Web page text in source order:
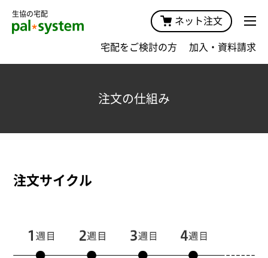
生協の宅配
ネット注文
宅配をご検討の方 加入・資料請求
注文の仕組み
注文サイクル